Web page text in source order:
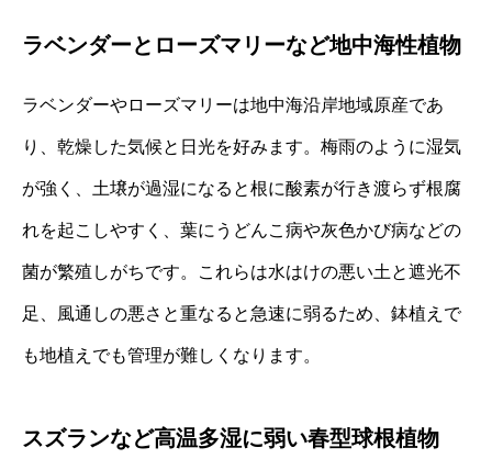
ラベンダーとローズマリーなど地中海性植物
ラベンダーやローズマリーは地中海沿岸地域原産であ
り、乾燥した気候と日光を好みます。梅雨のように湿気
が強く、土壌が過湿になると根に酸素が行き渡らず根腐
れを起こしやすく、葉にうどんこ病や灰色かび病などの
菌が繁殖しがちです。これらは水はけの悪い土と遮光不
足、風通しの悪さと重なると急速に弱るため、鉢植えで
も地植えでも管理が難しくなります。
スズランなど高温多湿に弱い春型球根植物